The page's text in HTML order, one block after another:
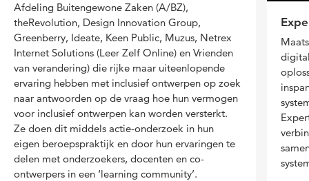
Expertise Netwerk Systemisch Co-Design start met eerste
onderzoeksprojecten
Afdeling Buitengewone Zaken (A/BZ),
theRevolution, Design Innovation Group,
Greenberry, Ideate, Keen Public, Muzus, Netrex
Internet Solutions (Leer Zelf Online) en Vrienden
van verandering) die rijke maar uiteenlopende
ervaring hebben met inclusief ontwerpen op zoek
naar antwoorden op de vraag hoe hun vermogen
voor inclusief ontwerpen kan worden versterkt.
Ze doen dit middels actie-onderzoek in hun
eigen beroepspraktijk en door hun ervaringen te
delen met onderzoekers, docenten en co-
ontwerpers in een ‘learning community’.